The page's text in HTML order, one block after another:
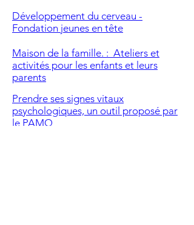
Développement du cerveau -
Fondation jeunes en tête
Maison de la famille. : Ateliers et
activités pour les enfants et leurs
parents
Prendre ses signes vitaux
psychologiques, un outil proposé par
le PAMQ